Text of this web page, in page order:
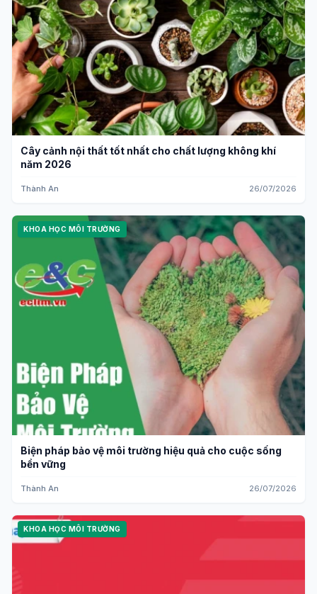
Cây cảnh nội thất tốt nhất cho chất lượng không khí
năm 2026
Thành An 26/07/2026
KHOA HỌC MÔI TRƯỜNG
Biện pháp bảo vệ môi trường hiệu quả cho cuộc sống
bền vững
Thành An 26/07/2026
KHOA HỌC MÔI TRƯỜNG